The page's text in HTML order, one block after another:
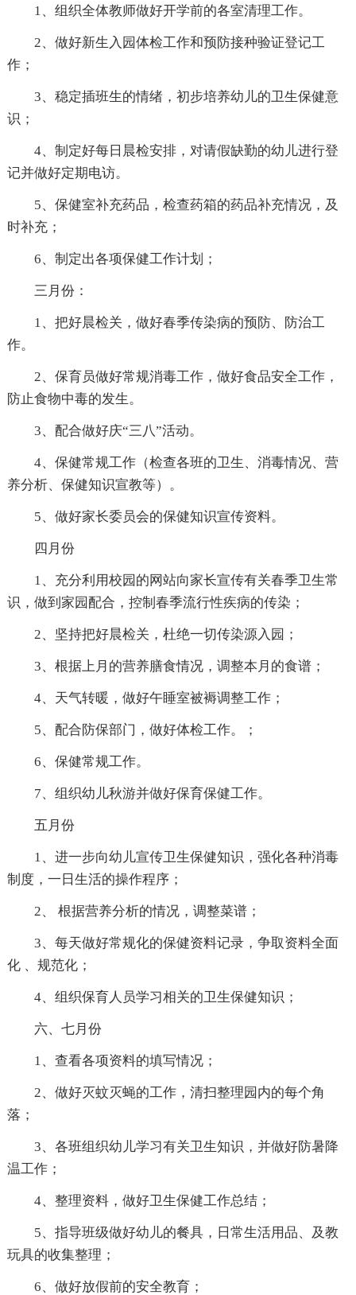
1、组织全体教师做好开学前的各室清理工作。
2、做好新生入园体检工作和预防接种验证登记工
作；
3、稳定插班生的情绪，初步培养幼儿的卫生保健意
识；
4、制定好每日晨检安排，对请假缺勤的幼儿进行登
记并做好定期电访。
5、保健室补充药品，检查药箱的药品补充情况，及
时补充；
6、制定出各项保健工作计划；
三月份：
1、把好晨检关，做好春季传染病的预防、防治工
作。
2、保育员做好常规消毒工作，做好食品安全工作，
防止食物中毒的发生。
3、配合做好庆“三八”活动。
4、保健常规工作（检查各班的卫生、消毒情况、营
养分析、保健知识宣教等）。
5、做好家长委员会的保健知识宣传资料。
四月份
1、充分利用校园的网站向家长宣传有关春季卫生常
识，做到家园配合，控制春季流行性疾病的传染；
2、坚持把好晨检关，杜绝一切传染源入园；
3、根据上月的营养膳食情况，调整本月的食谱；
4、天气转暖，做好午睡室被褥调整工作；
5、配合防保部门，做好体检工作。；
6、保健常规工作。
7、组织幼儿秋游并做好保育保健工作。
五月份
1、进一步向幼儿宣传卫生保健知识，强化各种消毒
制度，一日生活的操作程序；
2、 根据营养分析的情况，调整菜谱；
3、每天做好常规化的保健资料记录，争取资料全面
化 、规范化；
4、组织保育人员学习相关的卫生保健知识；
六、七月份
1、查看各项资料的填写情况；
2、做好灭蚊灭蝇的工作，清扫整理园内的每个角
落；
3、各班组织幼儿学习有关卫生知识，并做好防暑降
温工作；
4、整理资料，做好卫生保健工作总结；
5、指导班级做好幼儿的餐具，日常生活用品、及教
玩具的收集整理；
6、做好放假前的安全教育；